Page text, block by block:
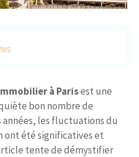
à Parisest une
bon nombre de
années, les fluctuations du
ont été significatives et
tente de démystifier